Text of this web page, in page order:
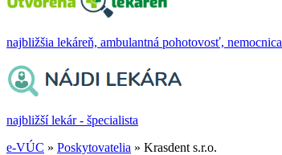
najbližšia lekáreň, ambulantná pohotovosť, nemocnica
najbližší lekár - špecialista
e-VÚC » Poskytovatelia » Krasdent s.r.o.